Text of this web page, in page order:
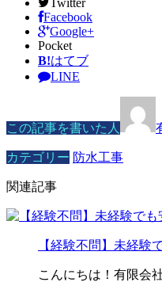
Twitter
Facebook
Google+
Pocket
B!はてブ
LINE
この記事を書いた人
カテゴリー 防水工事
関連記事
【経験不問】未経
こんにちは！有限会